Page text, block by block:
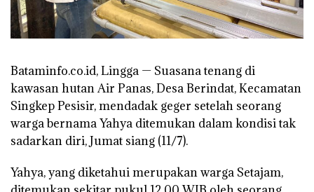
Bataminfo.co.id, Lingga — Suasana tenang di
kawasan hutan Air Panas, Desa Berindat, Kecamatan
Singkep Pesisir, mendadak geger setelah seorang
warga bernama Yahya ditemukan dalam kondisi tak
sadarkan diri, Jumat siang (11/7).
Yahya, yang diketahui merupakan warga Setajam,